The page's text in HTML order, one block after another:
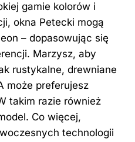
gamie kolorów i
okna Petecki mogą
– dopasowując się
Marzysz, aby
rustykalne, drewniane
może preferujesz
takim razie również
Co więcej,
technologii